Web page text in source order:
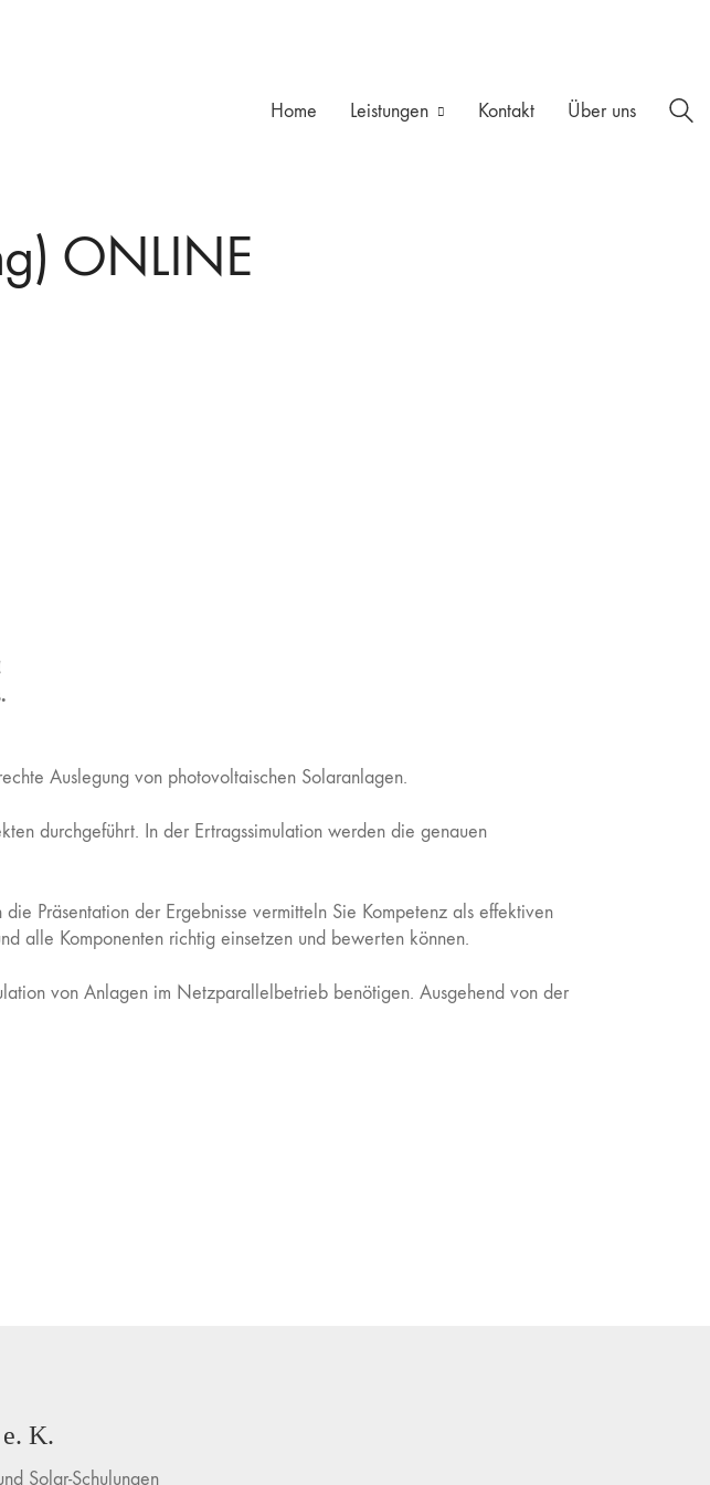
Home Leistungen Kontakt Über uns
ONLINE
Auslegung von photovoltaischen Solaranlagen.
durchgeführt. In der Ertragssimulation werden die genauen
Präsentation der Ergebnisse vermitteln Sie Kompetenz als effektiven
alle Komponenten richtig einsetzen und bewerten können.
von Anlagen im Netzparallelbetrieb benötigen. Ausgehend von der
K.
Solar-Schulungen